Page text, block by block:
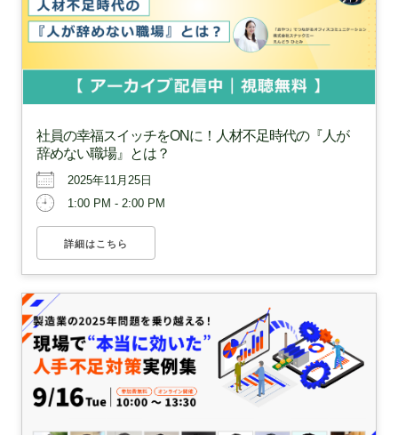
社員の幸福スイッチをONに！人材不足時代の『人が
辞めない職場』とは？
2025年11月25日
1:00 PM - 2:00 PM
詳細はこちら